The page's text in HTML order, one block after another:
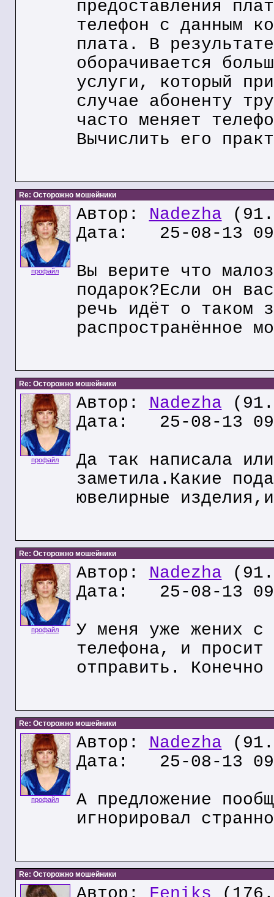
предоставления
телефон с данным
плата. В
оборачивается
услуги, который
случае абоненту
часто меняет
Вычислить его
Re: Осторожно мошейники
профайл
Автор: Nadezha
Дата: 25-08-13
Вы верите что
подарок?Если он
речь идёт о таком
распространённое
Re: Осторожно мошейники
профайл
Автор: Nadezha
Дата: 25-08-13
Да так написала
заметила.Какие
ювелирные
Re: Осторожно мошейники
профайл
Автор: Nadezha
Дата: 25-08-13
У меня уже жених с
телефона, и просит
отправить.
Re: Осторожно мошейники
профайл
Автор: Nadezha
Дата: 25-08-13
А предложение
игнорировал
Re: Осторожно мошейники